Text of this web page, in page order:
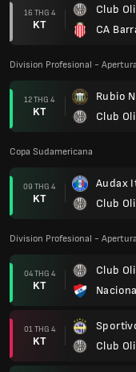
16 THG 4
KT
Club
CA
Division Profesional - Apertura
12 THG 4
KT
Rubio
Club
Copa Sudamericana
09 THG 4
KT
Audax
Club
Division Profesional - Apertura
04 THG 4
KT
Club
01 THG 4
KT
Club